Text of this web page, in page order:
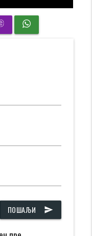
ПОШАЉИ send